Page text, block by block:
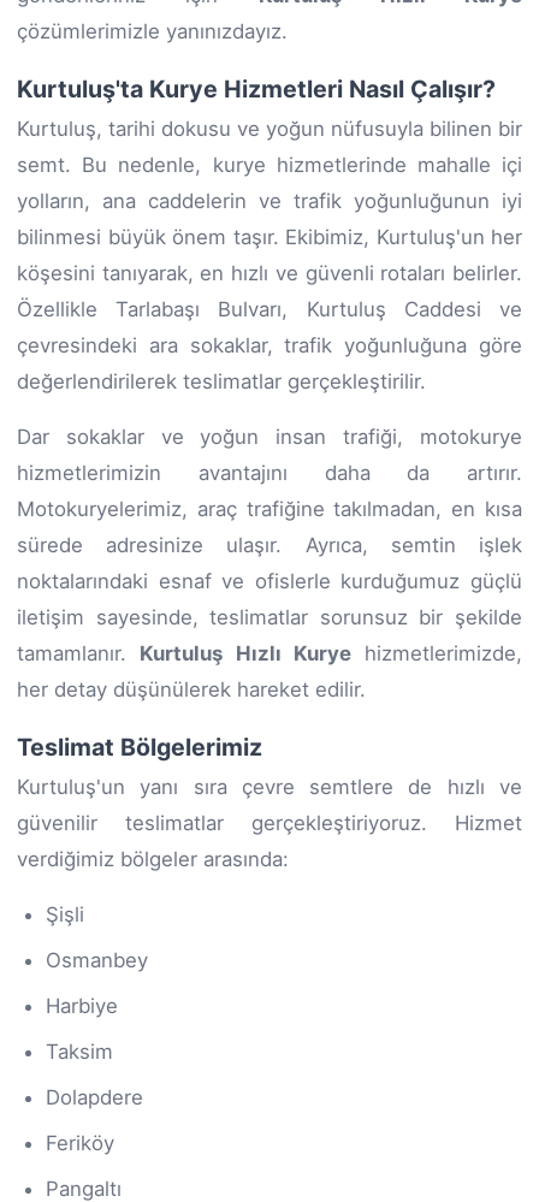
çözümlerimizle yanınızdayız.
Kurtuluş'ta Kurye Hizmetleri Nasıl Çalışır?
Kurtuluş, tarihi dokusu ve yoğun nüfusuyla bilinen bir
semt. Bu nedenle, kurye hizmetlerinde mahalle içi
yolların, ana caddelerin ve trafik yoğunluğunun iyi
bilinmesi büyük önem taşır. Ekibimiz, Kurtuluş'un her
köşesini tanıyarak, en hızlı ve güvenli rotaları belirler.
Özellikle Tarlabaşı Bulvarı, Kurtuluş Caddesi ve
çevresindeki ara sokaklar, trafik yoğunluğuna göre
değerlendirilerek teslimatlar gerçekleştirilir.
Dar sokaklar ve yoğun insan trafiği, motokurye
hizmetlerimizin avantajını daha da artırır.
Motokuryelerimiz, araç trafiğine takılmadan, en kısa
sürede adresinize ulaşır. Ayrıca, semtin işlek
noktalarındaki esnaf ve ofislerle kurduğumuz güçlü
iletişim sayesinde, teslimatlar sorunsuz bir şekilde
tamamlanır. Kurtuluş Hızlı Kuryehizmetlerimizde,
her detay düşünülerek hareket edilir.
Teslimat Bölgelerimiz
Kurtuluş'un yanı sıra çevre semtlere de hızlı ve
güvenilir teslimatlar gerçekleştiriyoruz. Hizmet
verdiğimiz bölgeler arasında:
Şişli
Osmanbey
Harbiye
Taksim
Dolapdere
Feriköy
Pangaltı